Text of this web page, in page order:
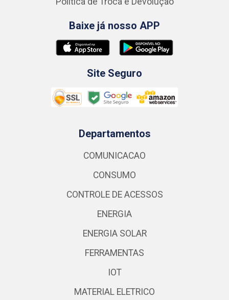
Baixe já nosso APP
Site Seguro
Departamentos
COMUNICACAO
CONSUMO
CONTROLE DE ACESSOS
ENERGIA
ENERGIA SOLAR
FERRAMENTAS
IOT
MATERIAL ELETRICO